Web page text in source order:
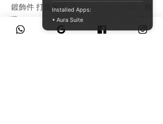
鍍飾件 打造專屬 90 NOAH HEV 外觀。精
選GARNISH 電鍍飾件，展現獨特運動風格
並提供卓越保護。
Installed Apps:
• Aura Suite